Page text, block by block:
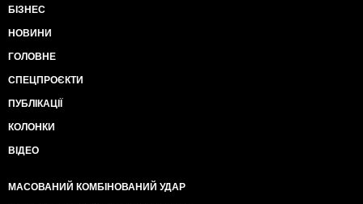
БІЗНЕС
НОВИНИ
ГОЛОВНЕ
СПЕЦПРОЄКТИ
ПУБЛІКАЦІЇ
КОЛОНКИ
ВІДЕО
МАСОВАНИЙ КОМБІНОВАНИЙ УДАР